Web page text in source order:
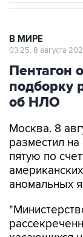
В МИРЕ
03:25, 8 августа
Пентагон
подборку
об НЛО
Москва. 8
разместил
пятую по
аномальных